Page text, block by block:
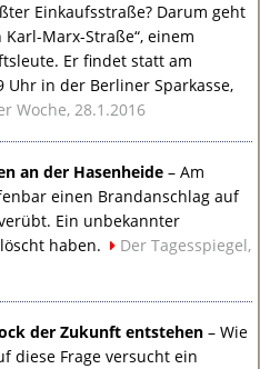
Einkaufsstraße? Darum geht
Marx-Straße“, einem
Er findet statt am
Uhr in der Berliner Sparkasse,
Woche, 28.1.2016
an der Hasenheide – Am
einen Brandanschlag auf
Ein unbekannter
haben.
Der Tagesspiegel,
der Zukunft entstehen – Wie
diese Frage versucht ein